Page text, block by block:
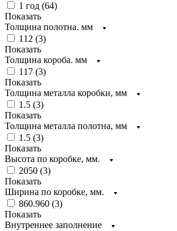
1 год (64)
Показать
Толщина полотна. мм
112 (3)
Показать
Толщина короба. мм
117 (3)
Показать
Толщина металла коробки, мм
1.5 (3)
Показать
Толщина металла полотна, мм
1.5 (3)
Показать
Высота по коробке, мм.
2050 (3)
Показать
Ширина по коробке, мм.
860.960 (3)
Показать
Внутреннее заполнение